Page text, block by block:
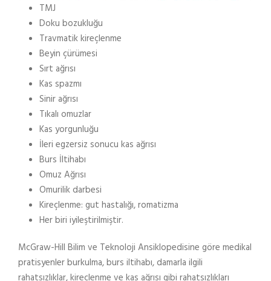
TMJ
Doku bozukluğu
Travmatik kireçlenme
Beyin çürümesi
Sırt ağrısı
Kas spazmı
Sinir ağrısı
Tıkalı omuzlar
Kas yorgunluğu
İleri egzersiz sonucu kas ağrısı
Burs İltihabı
Omuz Ağrısı
Omurilik darbesi
Kireçlenme: gut hastalığı, romatizma
Her biri iyileştirilmiştir.
McGraw-Hill Bilim ve Teknoloji Ansiklopedisine göre medikal
pratisyenler burkulma, burs iltihabı, damarla ilgili
rahatsızlıklar, kireçlenme ve kas ağrısı gibi rahatsızlıkları